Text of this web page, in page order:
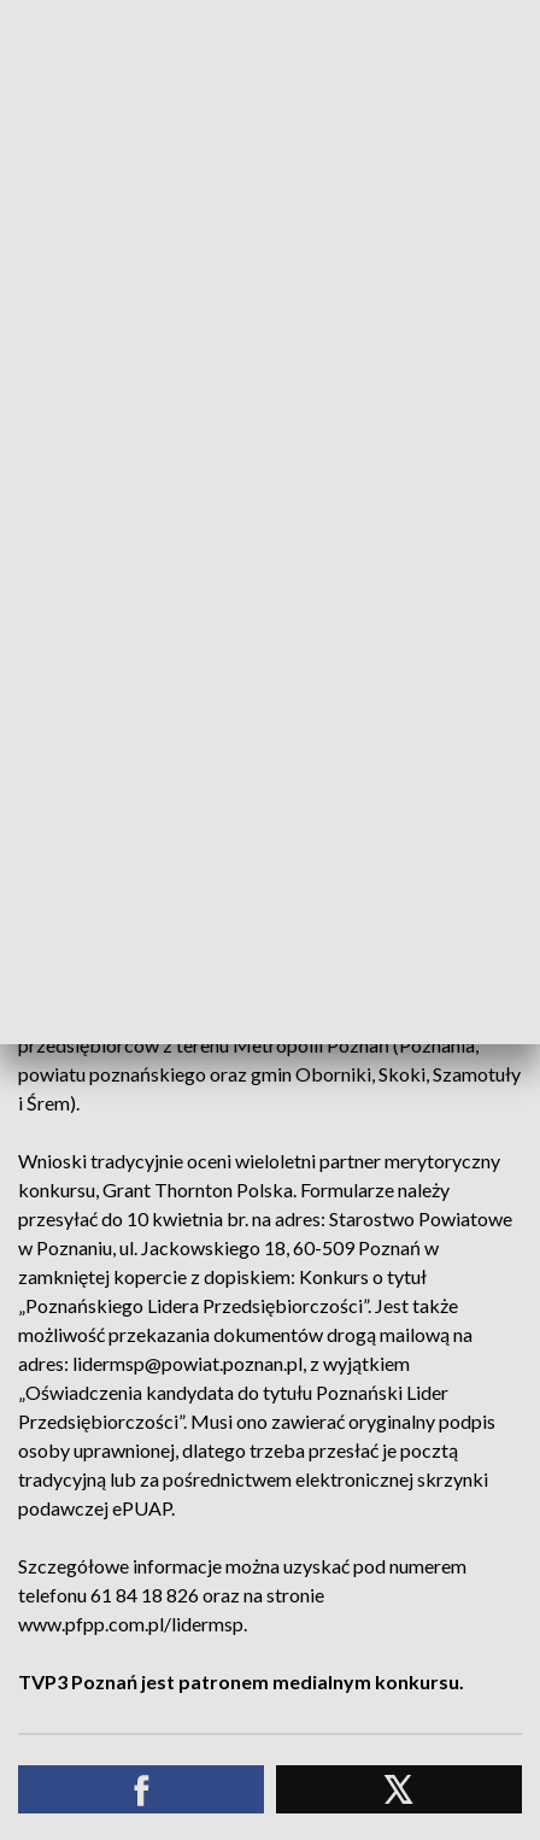
przedsiębiorców z terenu Metropolii Poznań (Poznania,
powiatu poznańskiego oraz gmin Oborniki, Skoki, Szamotuły
i Śrem).
Wnioski tradycyjnie oceni wieloletni partner merytoryczny
konkursu, Grant Thornton Polska. Formularze należy
przesyłać do 10 kwietnia br. na adres: Starostwo Powiatowe
w Poznaniu, ul. Jackowskiego 18, 60-509 Poznań w
zamkniętej kopercie z dopiskiem: Konkurs o tytuł
„Poznańskiego Lidera Przedsiębiorczości”. Jest także
możliwość przekazania dokumentów drogą mailową na
adres: lidermsp@powiat.poznan.pl, z wyjątkiem
„Oświadczenia kandydata do tytułu Poznański Lider
Przedsiębiorczości”. Musi ono zawierać oryginalny podpis
osoby uprawnionej, dlatego trzeba przesłać je pocztą
tradycyjną lub za pośrednictwem elektronicznej skrzynki
podawczej ePUAP.
Szczegółowe informacje można uzyskać pod numerem
telefonu 61 84 18 826 oraz na stronie
www.pfpp.com.pl/lidermsp.
TVP3 Poznań jest patronem medialnym konkursu.